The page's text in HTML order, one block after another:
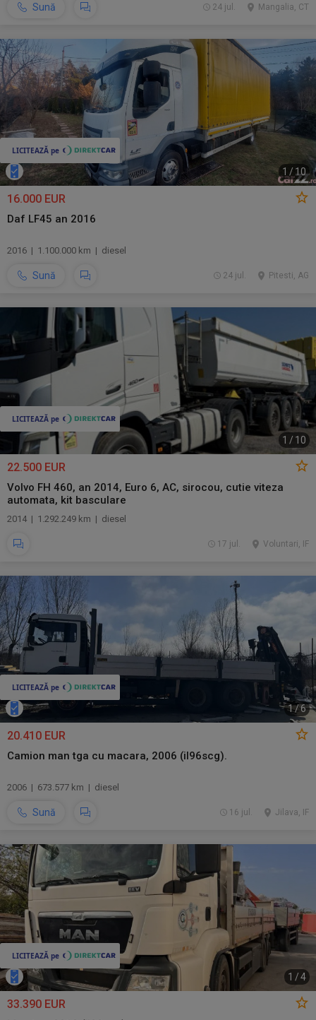
Sună Mangalia, CT
24 jul.
1 /10
16.000 EUR
Daf LF45 an 2016
2016 | 1.100.000 km | diesel
Sună Pitesti, AG
24 jul.
1 / 10
22.500 EUR
Volvo FH 460, an 2014, Euro 6, AC, sirocou, cutie viteza
automata, kit basculare
2014 | 1.292.249 km | diesel
Voluntari, IF
17 jul.
1/6
20.410 EUR
Camion man tga cu macara, 2006 (il96scg).
2006 | 673.577 km | diesel
Sună Jilava, IF
16 jul.
1 /4
33.390 EUR